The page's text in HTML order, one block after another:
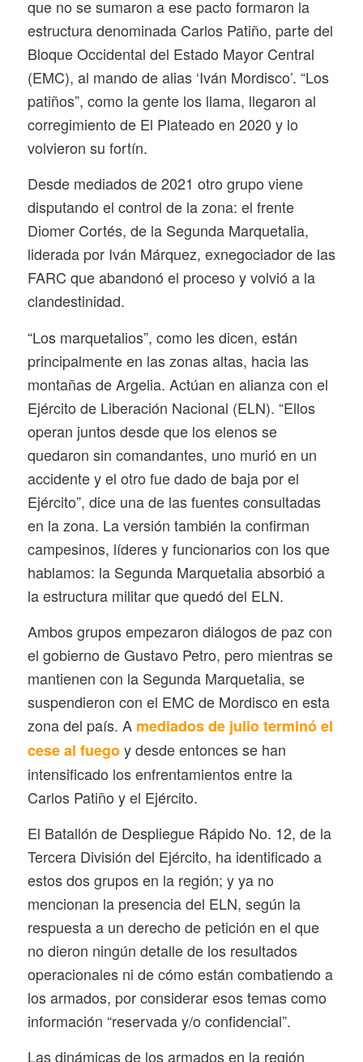
que no se sumaron a ese pacto formaron la
estructura denominada Carlos Patiño, parte del
Bloque Occidental del Estado Mayor Central
(EMC), al mando de alias ‘Iván Mordisco’. “Los
patiños”, como la gente los llama, llegaron al
corregimiento de El Plateado en 2020 y lo
volvieron su fortín.
Desde mediados de 2021 otro grupo viene
disputando el control de la zona: el frente
Diomer Cortés, de la Segunda Marquetalia,
liderada por Iván Márquez, exnegociador de las
FARC que abandonó el proceso y volvió a la
clandestinidad.
“Los marquetalios”, como les dicen, están
principalmente en las zonas altas, hacia las
montañas de Argelia. Actúan en alianza con el
Ejército de Liberación Nacional (ELN). “Ellos
operan juntos desde que los elenos se
quedaron sin comandantes, uno murió en un
accidente y el otro fue dado de baja por el
Ejército”, dice una de las fuentes consultadas
en la zona. La versión también la confirman
campesinos, líderes y funcionarios con los que
hablamos: la Segunda Marquetalia absorbió a
la estructura militar que quedó del ELN.
Ambos grupos empezaron diálogos de paz con
el gobierno de Gustavo Petro, pero mientras se
mantienen con la Segunda Marquetalia, se
suspendieron con el EMC de Mordisco en esta
zona del país. A mediados de julio terminó el
cese al fuegoy desde entonces se han
intensificado los enfrentamientos entre la
Carlos Patiño y el Ejército.
El Batallón de Despliegue Rápido No. 12, de la
Tercera División del Ejército, ha identificado a
estos dos grupos en la región; y ya no
mencionan la presencia del ELN, según la
respuesta a un derecho de petición en el que
no dieron ningún detalle de los resultados
operacionales ni de cómo están combatiendo a
los armados, por considerar esos temas como
información “reservada y/o confidencial”.
Las dinámicas de los armados en la región